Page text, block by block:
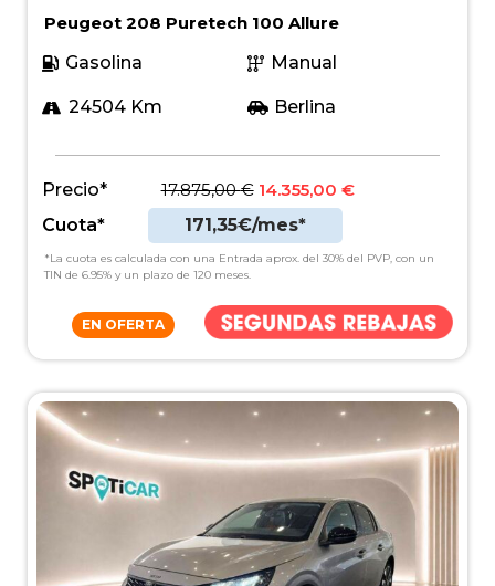
Peugeot 208 Puretech 100 Allure
Gasolina
Manual
24504 Km Berlina
Precio* 17.875,00€ 14.355,00 €
Cuota*
171,35€/mes*
*La cuota es calculada con una Entrada aprox. del 30% del PVP, con un
TIN de 6.95% y un plazo de 120 meses.
EN OFERTA